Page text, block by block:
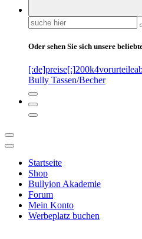
Suchen
nach:
Oder sehen Sie sich unsere
[:de]preise[:]200k4vorurteile
Bully Tassen/Becher
Startseite
Shop
Bullyion Akademie
Forum
Mein Konto
Werbeplatz buchen